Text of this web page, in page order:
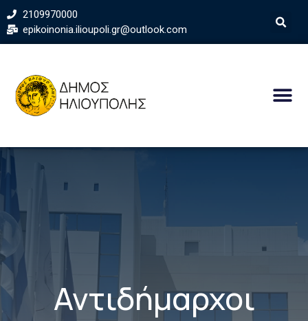
2109970000
epikoinonia.ilioupoli.gr@outlook.com
Αντιδήμαρχοι